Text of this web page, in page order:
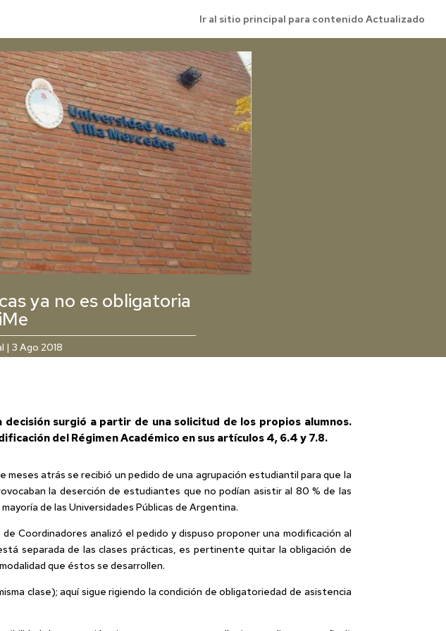
Ir al sitio principal para contenido Actualizado
ya no es obligatoria
|3 Ago 2018
surgió a partir de una solicitud de los propios alumnos.
del Régimen Académico en sus artículos 4, 6.4 y 7.8.
meses atrás se recibió un pedido de una agrupación estudiantil para que la
la deserción de estudiantes que no podían asistir al 80 % de las
de las Universidades Públicas de Argentina.
Coordinadores analizó el pedido y dispuso proponer una modificación al
separada de las clases prácticas, es pertinente quitar la obligación de
que éstos se desarrollen.
clase); aquí sigue rigiendo la condición de obligatoriedad de asistencia